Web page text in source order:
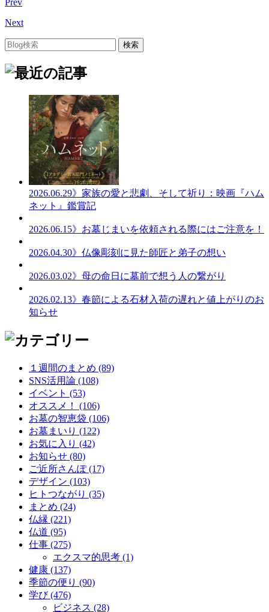
Next
2026.06.29》家族の愛と悲劇、そして祈り：映画『ハム
ネット』鑑賞記
2026.06.15》お墓じまいを依頼される際にはご注意を！
2026.04.30》仏像彫刻に見た師匠と弟子の想い
2026.03.02》母の命日に墓前で想う人の繋がり
2026.02.13》春節による石材入荷の遅れと値上がりのお
知らせ
１週間のまとめ (89)
SNS活用論 (108)
イベント (53)
オススメ！ (106)
お墓の智恵袋 (106)
お墓まいり (122)
お気に入り (42)
お知らせ (80)
ご近所さんぽ (17)
デザイン (103)
ヒトつながり (35)
まとめ (24)
仏縁 (221)
仏道 (95)
仕事 (275)
エクスマ的思考 (1)
健康 (137)
季節の便り (90)
学び (476)
ビジネス (28)